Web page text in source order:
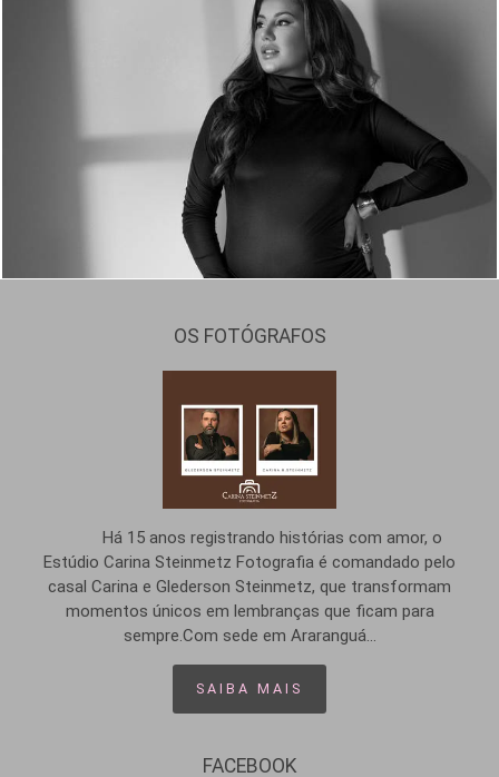
536
OS FOTÓGRAFOS
Há 15 anos registrando histórias com amor, o
Estúdio Carina Steinmetz Fotografia é comandado pelo
casal Carina e Glederson Steinmetz, que transformam
momentos únicos em lembranças que ficam para
sempre.Com sede em Araranguá...
SAIBA MAIS
FACEBOOK